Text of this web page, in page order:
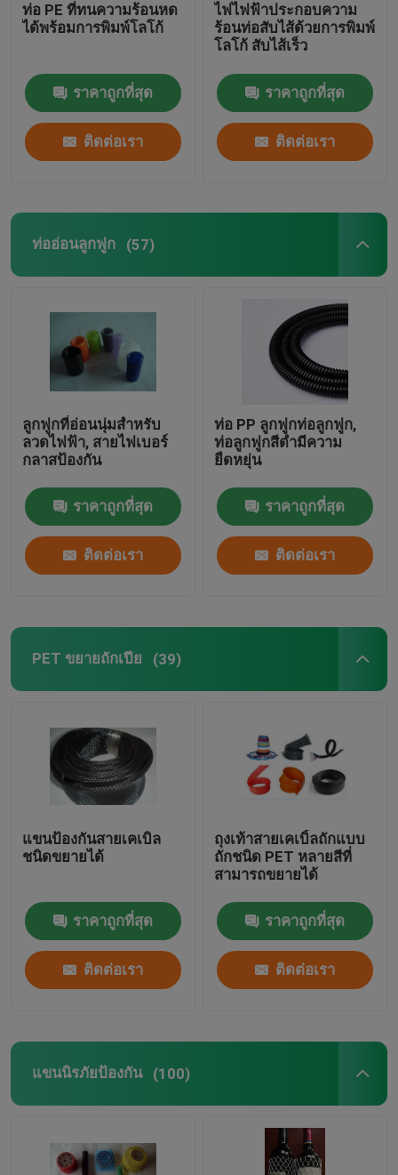
ท่อ PE ที่ทนความร้อนหด
ได้พร้อมการพิมพ์โลโก้
ราคาถูกที่สุด
ติดต่อเรา
ไฟไฟฟ้าประกอบความ
ร้อนท่อสับไส้ด้วยการพิมพ์
โลโก้ สับไส้เร็ว
ราคาถูกที่สุด
ติดต่อเรา
ท่ออ่อนลูกฟูก (57)
ลูกฟูกที่อ่อนนุ่มสำหรับ
ลวดไฟฟ้า, สายไฟเบอร์
กลาสป้องกัน
ราคาถูกที่สุด
ติดต่อเรา
ท่อ PP ลูกฟูกท่อลูกฟูก,
ท่อลูกฟูกสีดำมีความ
ยืดหยุ่น
ราคาถูกที่สุด
ติดต่อเรา
PET ขยายถักเปีย (39)
แขนป้องกันสายเคเบิล
ชนิดขยายได้
ราคาถูกที่สุด
ติดต่อเรา
ถุงเท้าสายเคเบิ้ลถักแบบ
ถักชนิด PET หลายสีที่
สามารถขยายได้
ราคาถูกที่สุด
ติดต่อเรา
แขนนิรภัยป้องกัน (100)